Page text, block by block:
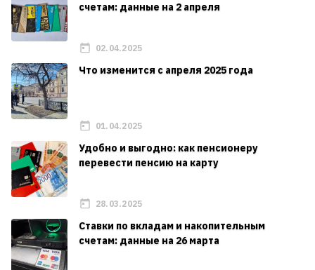
счетам: данные на 2 апреля
02.04.2025
Что изменится с апреля 2025 года
01.04.2025
Удобно и выгодно: как пенсионеру
перевести пенсию на карту
28.03.2025
Ставки по вкладам и накопительным
счетам: данные на 26 марта